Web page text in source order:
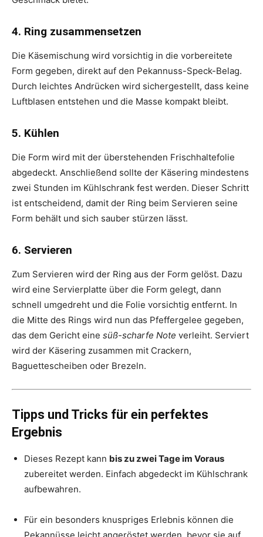
4. Ring zusammensetzen
Die Käsemischung wird vorsichtig in die vorbereitete
Form gegeben, direkt auf den Pekannuss-Speck-Belag.
Durch leichtes Andrücken wird sichergestellt, dass keine
Luftblasen entstehen und die Masse kompakt bleibt.
5. Kühlen
Die Form wird mit der überstehenden Frischhaltefolie
abgedeckt. Anschließend sollte der Käsering mindestens
zwei Stunden im Kühlschrank fest werden. Dieser Schritt
ist entscheidend, damit der Ring beim Servieren seine
Form behält und sich sauber stürzen lässt.
6. Servieren
Zum Servieren wird der Ring aus der Form gelöst. Dazu
wird eine Servierplatte über die Form gelegt, dann
schnell umgedreht und die Folie vorsichtig entfernt. In
die Mitte des Rings wird nun das Pfeffergelee gegeben,
das dem Gericht eine süß-scharfe Note verleiht. Serviert
wird der Käsering zusammen mit Crackern,
Baguettescheiben oder Brezeln.
Tipps und Tricks für ein perfektes
Ergebnis
Dieses Rezept kann bis zu zwei Tage im Voraus
zubereitet werden. Einfach abgedeckt im Kühlschrank
aufbewahren.
Für ein besonders knuspriges Erlebnis können die
Pekannüsse leicht angeröstet werden, bevor sie auf